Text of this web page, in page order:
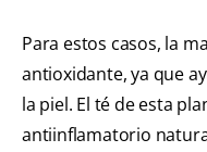
Para estos casos, la
antioxidante, ya que
la piel. El té de esta
antiinflamatorio